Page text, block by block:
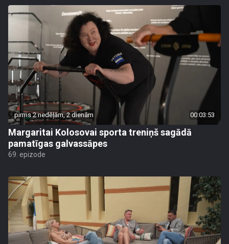
pirms 2 nedēļām, 2 dienām 00:03:53
Margaritai Kolosovai sporta treniņš sagādā
pamatīgas galvassāpes
69. epizode